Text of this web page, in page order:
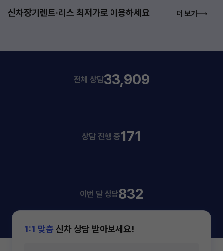
신차장기렌트·리스 최저가로 이용하세요 더 보기
전체 상담33,909
상담 진행 중171
이번 달 상담832
1:1 맞춤 신차 상담 받아보세요!